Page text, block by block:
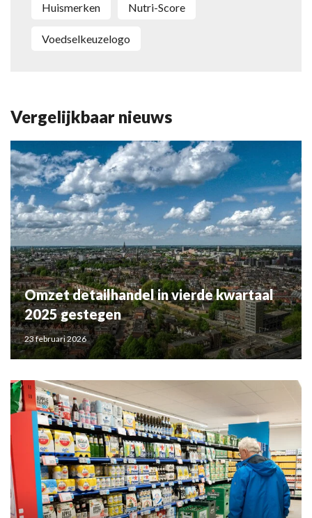
huismerken Nutri-Score
voedselkeuzelogo
Vergelijkbaar nieuws
Omzet detailhandel in vierde kwartaal
2025 gestegen
23 februari 2026